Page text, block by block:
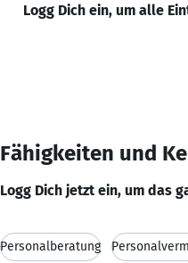
Logg Dich ein, um alle
Fähigkeiten und
Logg Dich jetzt ein, um das
Personalberatung